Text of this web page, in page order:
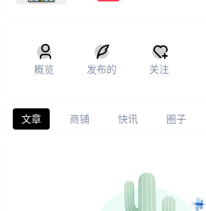
概览 发布的 关注
文章 商铺 快讯 圈子